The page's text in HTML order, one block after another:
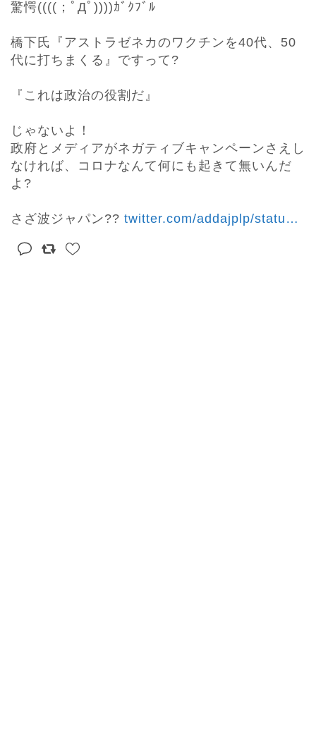
驚愕((((；ﾟДﾟ))))ｶﾞｸﾌﾞﾙ
橋下氏『アストラゼネカのワクチンを40代、50
代に打ちまくる』ですって?
『これは政治の役割だ』
じゃないよ！
政府とメディアがネガティブキャンペーンさえし
なければ、コロナなんて何にも起きて無いんだ
よ?
さざ波ジャパン?? twitter.com/addajplp/statu …